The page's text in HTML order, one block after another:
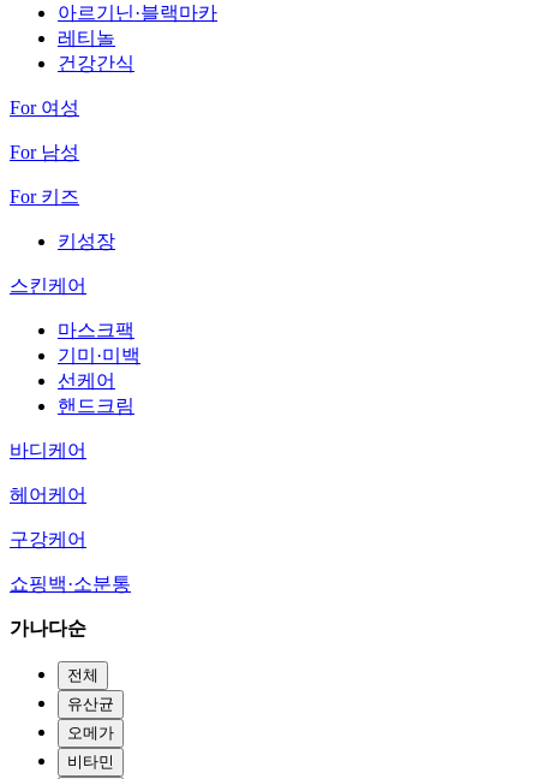
아르기닌·블랙마카
레티놀
건강간식
For 여성
For 남성
For 키즈
키성장
스킨케어
마스크팩
기미·미백
선케어
핸드크림
바디케어
헤어케어
구강케어
쇼핑백·소분통
가나다순
전체
유산균
오메가
비타민